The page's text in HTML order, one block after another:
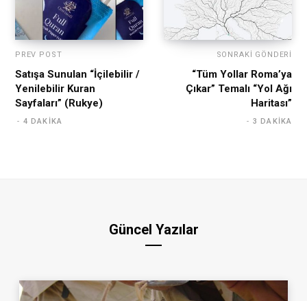
PREV POST
Satışa Sunulan “İçilebilir /
Yenilebilir Kuran
Sayfaları” (Rukye)
4 DAKIKA
SONRAKI GÖNDERI
“Tüm Yollar Roma’ya
Çıkar” Temalı “Yol Ağı
Haritası”
3 DAKIKA
Güncel Yazılar